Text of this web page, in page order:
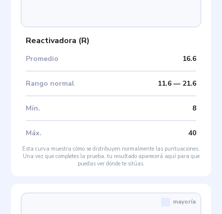
Reactivadora (R)
Promedio 16.6
Rango normal 11.6— 21.6
Mín. 8
Máx. 40
Esta curva muestra cómo se distribuyen normalmente las puntuaciones.
Una vez que completes la prueba, tu resultado aparecerá aquí para que
puedas ver dónde te sitúas.
mayoría